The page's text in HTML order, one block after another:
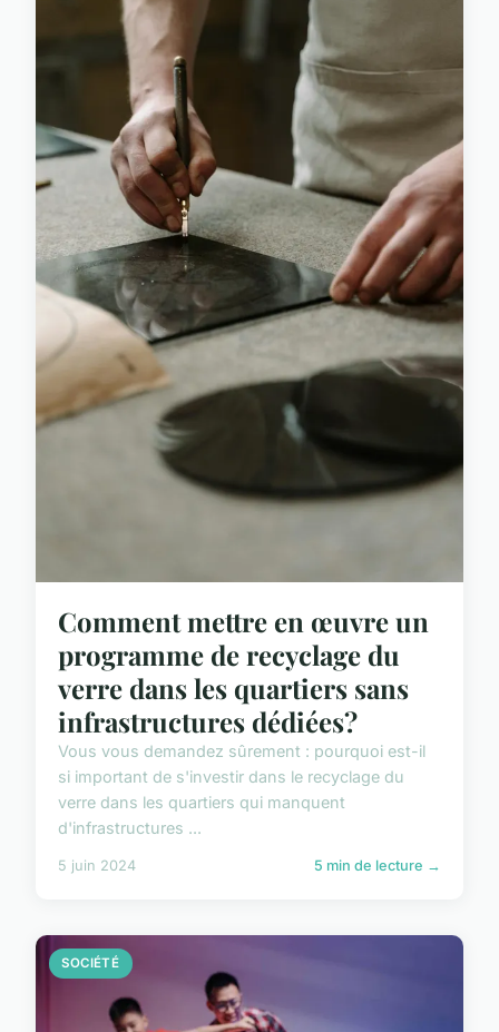
Comment mettre en œuvre un
programme de recyclage du
verre dans les quartiers sans
infrastructures dédiées?
Vous vous demandez sûrement : pourquoi est-il
si important de s'investir dans le recyclage du
verre dans les quartiers qui manquent
d'infrastructures ...
5 juin 2024 5 min de lecture →
SOCIÉTÉ